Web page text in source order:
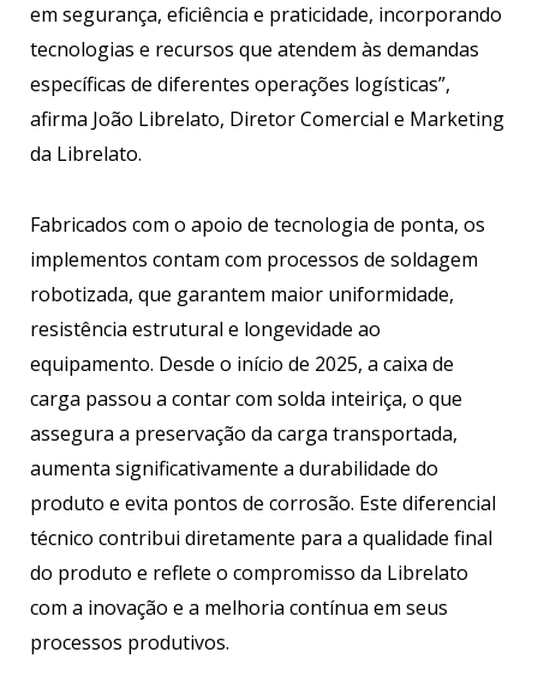
em segurança, eficiência e praticidade, incorporando
tecnologias e recursos que atendem às demandas
específicas de diferentes operações logísticas”,
afirma João Librelato, Diretor Comercial e Marketing
da Librelato.
Fabricados com o apoio de tecnologia de ponta, os
implementos contam com processos de soldagem
robotizada, que garantem maior uniformidade,
resistência estrutural e longevidade ao
equipamento. Desde o início de 2025, a caixa de
carga passou a contar com solda inteiriça, o que
assegura a preservação da carga transportada,
aumenta significativamente a durabilidade do
produto e evita pontos de corrosão. Este diferencial
técnico contribui diretamente para a qualidade final
do produto e reflete o compromisso da Librelato
com a inovação e a melhoria contínua em seus
processos produtivos.